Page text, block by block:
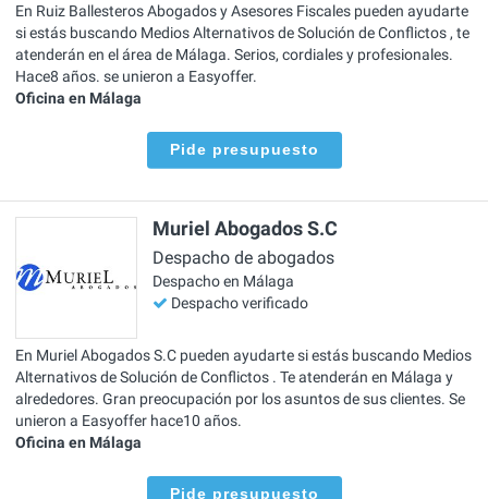
En Ruiz Ballesteros Abogados y Asesores Fiscales pueden ayudarte
si estás buscando Medios Alternativos de Solución de Conflictos , te
atenderán en el área de Málaga. Serios, cordiales y profesionales.
Hace8 años. se unieron a Easyoffer.
Oficina en Málaga
Pide presupuesto
Muriel Abogados S.C
Despacho de abogados
Despacho en Málaga
Despacho verificado
En Muriel Abogados S.C pueden ayudarte si estás buscando Medios
Alternativos de Solución de Conflictos . Te atenderán en Málaga y
alrededores. Gran preocupación por los asuntos de sus clientes. Se
unieron a Easyoffer hace10 años.
Oficina en Málaga
Pide presupuesto